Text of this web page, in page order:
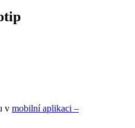
v mobilní aplikaci –